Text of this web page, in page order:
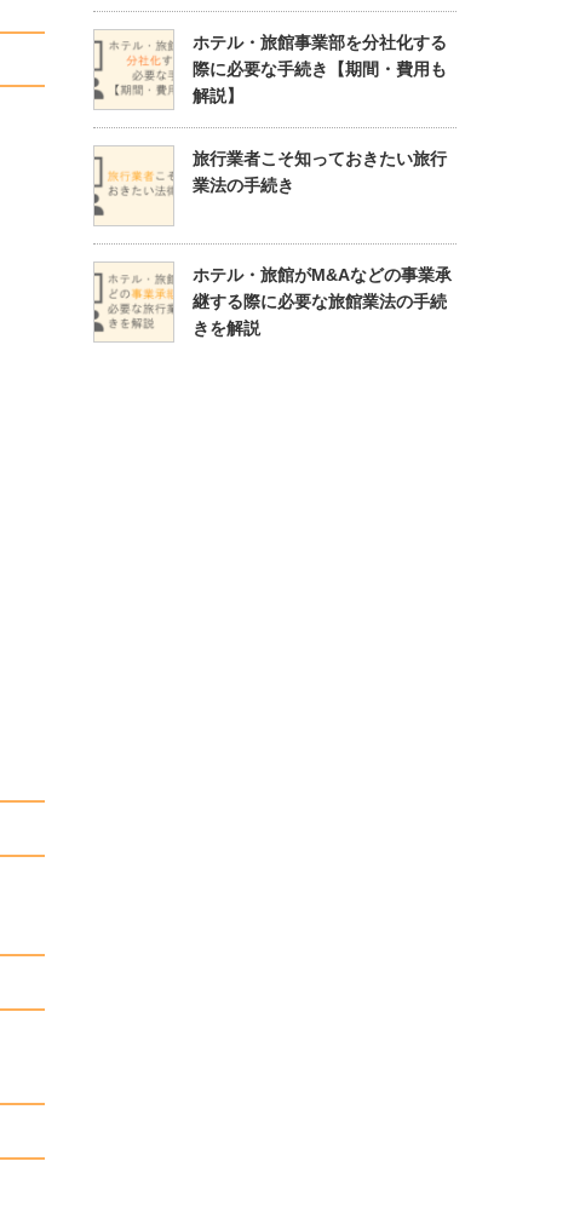
ホテル・旅館事業部を分社化する
際に必要な手続き【期間・費用も
解説】
旅行業者こそ知っておきたい旅行
業法の手続き
ホテル・旅館がM&Aなどの事業承
継する際に必要な旅館業法の手続
きを解説